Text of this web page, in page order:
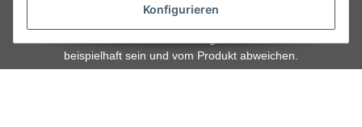
Konfigurieren
Angaben vorbehalten. Wenn Sie Datenblätter oder spezielle
beispielhaft sein und vom Produkt abweichen.